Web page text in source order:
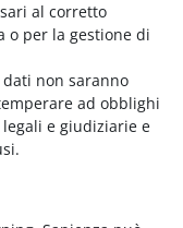
al corretto
o per la gestione di
non saranno
ad obblighi
e giudiziarie e